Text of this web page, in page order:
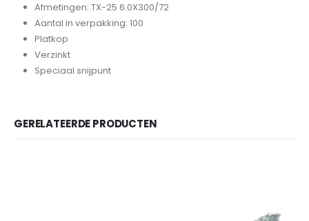
Afmetingen: TX-25 6.0X300/72
Aantal in verpakking: 100
Platkop
Verzinkt
Speciaal snijpunt
GERELATEERDE PRODUCTEN